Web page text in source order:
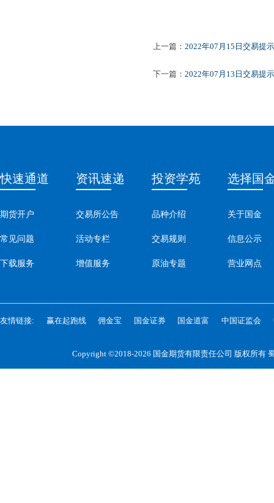
上一篇： 2022年07月15日交易提示
下一篇： 2022年07月13日交易提示
快速通道
期货开户
常见问题
下载服务
资讯速递
交易所公告
活动专栏
增值服务
投资学苑
品种介绍
交易规则
原油专题
选择国
关于国金
信息公示
营业网点
友情链接: 赢在起跑线 佣金宝 国金证券 国金道富 中国证监会
Copyright ©2018-2026 国金期货有限责任公司 版权所有